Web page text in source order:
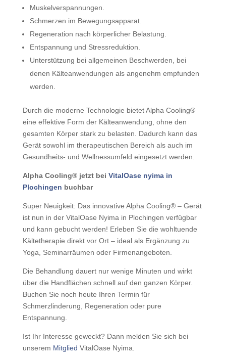
Muskelverspannungen.
Schmerzen im Bewegungsapparat.
Regeneration nach körperlicher Belastung.
Entspannung und Stressreduktion.
Unterstützung bei allgemeinen Beschwerden, bei
denen Kälteanwendungen als angenehm empfunden
werden.
Durch die moderne Technologie bietet Alpha Cooling®
eine effektive Form der Kälteanwendung, ohne den
gesamten Körper stark zu belasten. Dadurch kann das
Gerät sowohl im therapeutischen Bereich als auch im
Gesundheits- und Wellnessumfeld eingesetzt werden.
Alpha Cooling® jetzt bei VitalOase nyima in
Plochingen buchbar
Super Neuigkeit: Das innovative Alpha Cooling® – Gerät
ist nun in der VitalOase Nyima in Plochingen verfügbar
und kann gebucht werden! Erleben Sie die wohltuende
Kältetherapie direkt vor Ort – ideal als Ergänzung zu
Yoga, Seminarräumen oder Firmenangeboten.
Die Behandlung dauert nur wenige Minuten und wirkt
über die Handflächen schnell auf den ganzen Körper.
Buchen Sie noch heute Ihren Termin für
Schmerzlinderung, Regeneration oder pure
Entspannung.
Ist Ihr Interesse geweckt? Dann melden Sie sich bei
unserem Mitglied VitalOase Nyima.